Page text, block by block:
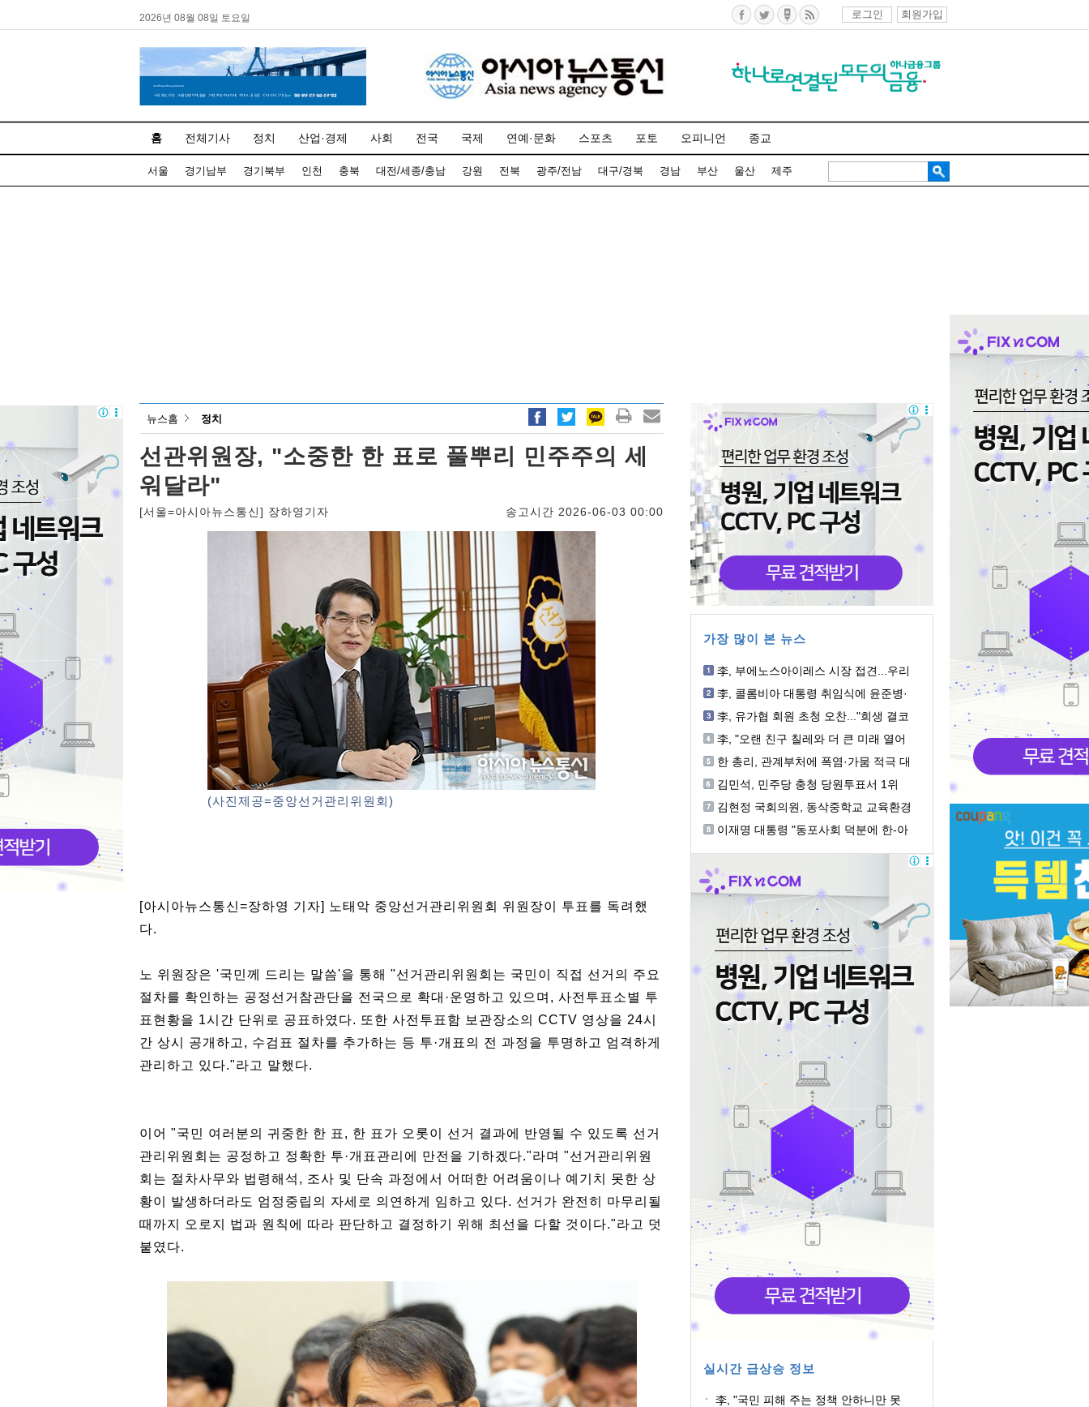
2026년 08월 08일 토요일 로그인 회원가입
홈 전체기사 정치 산업·경제 사회 전국 국제 연예·문화 스포츠 포토 오피니언 종교
서울 경기남부 경기북부 인천 충북 대전/세종/충남 강원 전북 광주/전남 대구/경북 경남 부산 울산 제주
뉴스홈 정치
선관위원장, "소중한 한 표로 풀뿌리 민주주의 세
워달라"
[서울=아시아뉴스통신] 장하영기자 송고시간 2026-06-03 00:00
(사진제공=중앙선거관리위원회)
[아시아뉴스통신=장하영 기자] 노태악 중앙선거관리위원회 위원장이 투표를 독려했
다.
노 위원장은 '국민께 드리는 말씀'을 통해 "선거관리위원회는 국민이 직접 선거의 주요
절차를 확인하는 공정선거참관단을 전국으로 확대·운영하고 있으며, 사전투표소별 투
표현황을 1시간 단위로 공표하였다. 또한 사전투표함 보관장소의 CCTV 영상을 24시
간 상시 공개하고, 수검표 절차를 추가하는 등 투·개표의 전 과정을 투명하고 엄격하게
관리하고 있다."라고 말했다.
이어 "국민 여러분의 귀중한 한 표, 한 표가 오롯이 선거 결과에 반영될 수 있도록 선거
관리위원회는 공정하고 정확한 투·개표관리에 만전을 기하겠다."라며 "선거관리위원
회는 절차사무와 법령해석, 조사 및 단속 과정에서 어떠한 어려움이나 예기치 못한 상
황이 발생하더라도 엄정중립의 자세로 의연하게 임하고 있다. 선거가 완전히 마무리될
때까지 오로지 법과 원칙에 따라 판단하고 결정하기 위해 최선을 다할 것이다."라고 덧
붙였다.
가장 많이 본 뉴스
李, 부에노스아이레스 시장 접견...우리
李, 콜롬비아 대통령 취임식에 윤준병·
李, 유가협 회원 초청 오찬..."희생 결코
李, "오랜 친구 칠레와 더 큰 미래 열어
한 총리, 관계부처에 폭염·가뭄 적극 대
김민석, 민주당 충청 당원투표서 1위
김현정 국회의원, 동삭중학교 교육환경
이재명 대통령 "동포사회 덕분에 한-아
실시간 급상승 정보
李, "국민 피해 주는 정책 안하니만 못